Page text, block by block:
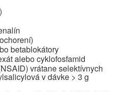
betablokátory
alebo cyklofosfamid
vrátane selektívnych
v dávke > 3 g